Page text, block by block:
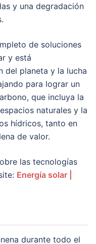
y una degradación
de soluciones
y está
del planeta y la lucha
para lograr un
que incluya la
naturales y la
hídricos, tanto en
de valor.
las tecnologías
Energía solar |
durante todo el